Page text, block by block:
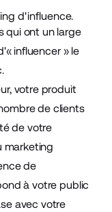
d'influence.
qui ont un large
influencer » le
votre produit
de clients
de votre
marketing
de
à votre public
avec votre